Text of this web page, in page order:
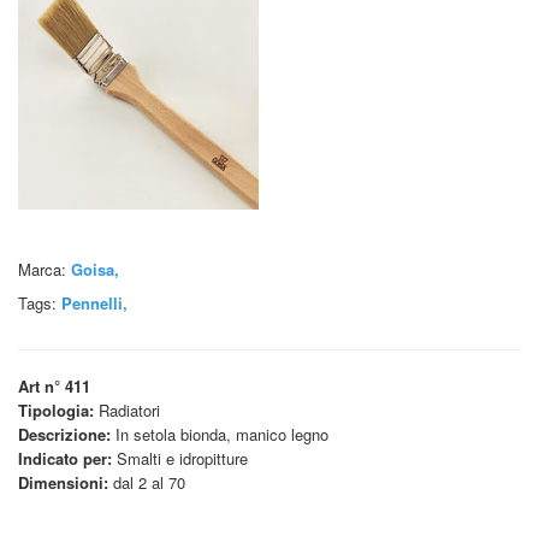
Marca: Goisa,
Tags: Pennelli,
Art n° 411
Tipologia: Radiatori
Descrizione: In setola bionda, manico legno
Indicato per: Smalti e idropitture
Dimensioni: dal 2 al 70